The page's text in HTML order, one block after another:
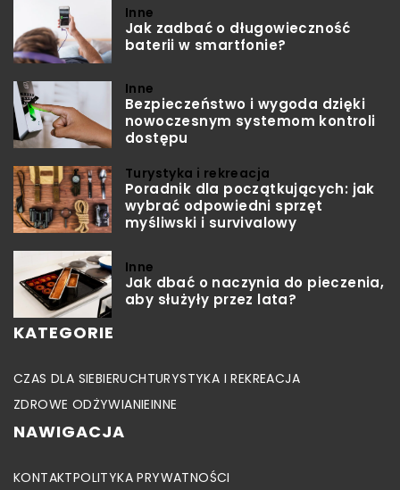
Inne
Jak zadbać o długowieczność
baterii w smartfonie?
Inne
Bezpieczeństwo i wygoda dzięki
nowoczesnym systemom kontroli
dostępu
Turystyka i rekreacja
Poradnik dla początkujących: jak
wybrać odpowiedni sprzęt
myśliwski i survivalowy
Inne
Jak dbać o naczynia do pieczenia,
aby służyły przez lata?
KATEGORIE
CZAS DLA SIEBIERUCHTURYSTYKA I REKREACJA
ZDROWE ODŻYWIANIEINNE
NAWIGACJA
KONTAKTPOLITYKA PRYWATNOŚCI